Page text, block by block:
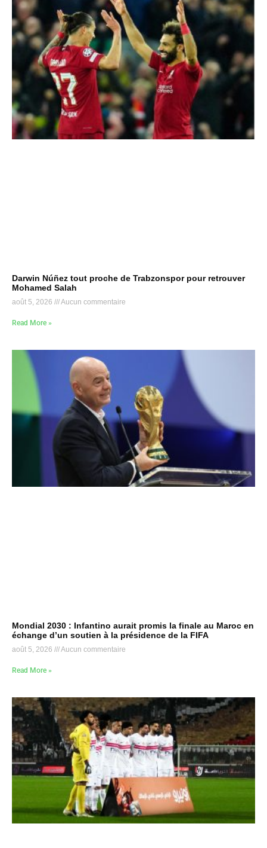
Darwin Núñez tout proche de Trabzonspor pour retrouver
Mohamed Salah
août 5, 2026 Aucun commentaire
Read More »
Mondial 2030 : Infantino aurait promis la finale au Maroc en
échange d’un soutien à la présidence de la FIFA
août 5, 2026 Aucun commentaire
Read More »